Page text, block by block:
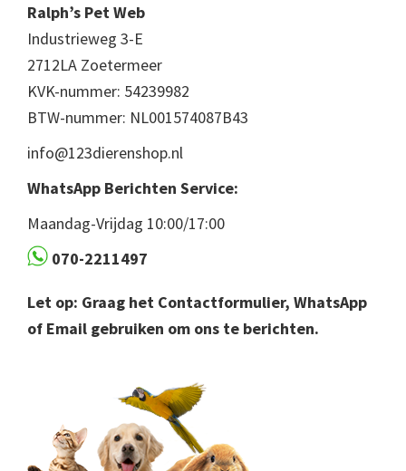
Ralph’s Pet Web
Industrieweg 3-E
2712LA Zoetermeer
KVK-nummer: 54239982
BTW-nummer: NL001574087B43
info@123dierenshop.nl
WhatsApp Berichten Service:
Maandag-Vrijdag 10:00/17:00
070-2211497
Let op: Graag het Contactformulier, WhatsApp
of Email gebruiken om ons te berichten.